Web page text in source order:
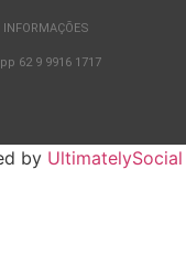
62 9 9916 1717
by UltimatelySocial